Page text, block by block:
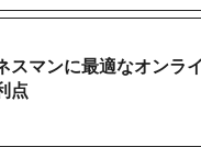
スマンに最適なオンラ
点